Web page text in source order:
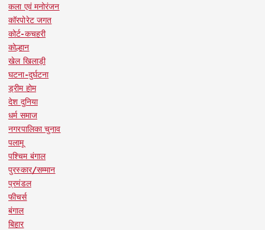
कला एवं मनोरंजन
कॉरपोरेट जगत
कोर्ट-कचहरी
कोल्हान
खेल खिलाड़ी
घटना-दुर्घटना
ड्रीम होम
देश दुनिया
धर्म समाज
नगरपालिका चुनाव
पलामू
पश्चिम बंगाल
पुरस्कार/सम्मान
प्रमंडल
फीचर्स
बंगाल
बिहार